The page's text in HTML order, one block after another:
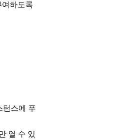
하도록
턴스에 푸
열 수 있